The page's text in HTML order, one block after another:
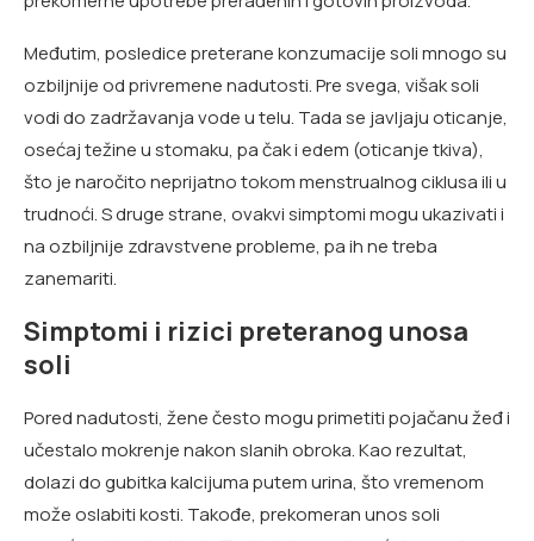
Međutim, posledice preterane konzumacije soli mnogo su
ozbiljnije od privremene nadutosti. Pre svega, višak soli
vodi do zadržavanja vode u telu. Tada se javljaju oticanje,
osećaj težine u stomaku, pa čak i edem (oticanje tkiva),
što je naročito neprijatno tokom menstrualnog ciklusa ili u
trudnoći. S druge strane, ovakvi simptomi mogu ukazivati i
na ozbiljnije zdravstvene probleme, pa ih ne treba
zanemariti.
Simptomi i rizici preteranog unosa
soli
Pored nadutosti, žene često mogu primetiti pojačanu žeđ i
učestalo mokrenje nakon slanih obroka. Kao rezultat,
dolazi do gubitka kalcijuma putem urina, što vremenom
može oslabiti kosti. Takođe, prekomeran unos soli